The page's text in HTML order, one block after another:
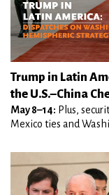
Trump in Latin
the U.S.–China
May 8–14: Plus,
Mexico ties and